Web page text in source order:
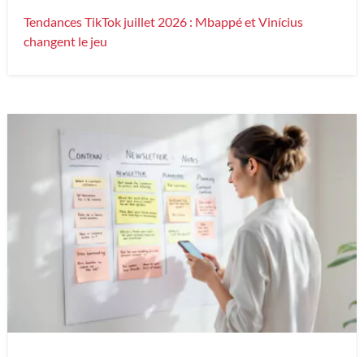
Tendances TikTok juillet 2026 : Mbappé et Vinícius
changent le jeu